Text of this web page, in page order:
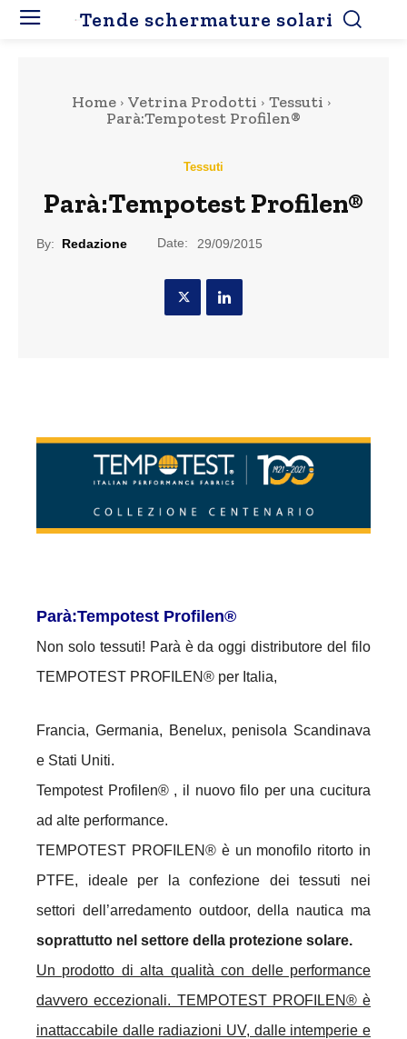
Tende schermature solari
Home Vetrina Prodotti
Tessuti
Parà:Tempotest Profilen®
Tessuti
Parà:Tempotest Profilen®
By: Redazione Date: 29/09/2015
Parà:Tempotest Profilen®
Non solo tessuti! Parà è da oggi distributore del filo
TEMPOTEST PROFILEN® per Italia,
Francia, Germania, Benelux, penisola Scandinava
e Stati Uniti.
Tempotest Profilen® , il nuovo filo per una cucitura
ad alte performance.
TEMPOTEST PROFILEN® è un monofilo ritorto in
PTFE, ideale per la confezione dei tessuti nei
settori dell’arredamento outdoor, della nautica ma
soprattutto nel settore della protezione solare.
Un prodotto di alta qualità con delle performance
davvero eccezionali. TEMPOTEST PROFILEN® è
inattaccabile dalle radiazioni UV, dalle intemperie e